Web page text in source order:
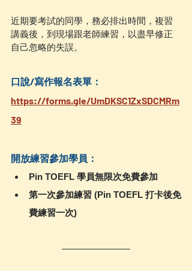
近期要考試的同學，務必排出時間，複習
講義後，到現場跟老師練習，以盡早修正
自己忽略的失誤。
口說/寫作報名表單：
https://forms.gle/UmDKSC1ZxSDCMRm
39
開放練習參加學員：
Pin TOEFL 學員無限次免費參加
第一次參加練習 (Pin TOEFL 打卡後免
費練習一次)